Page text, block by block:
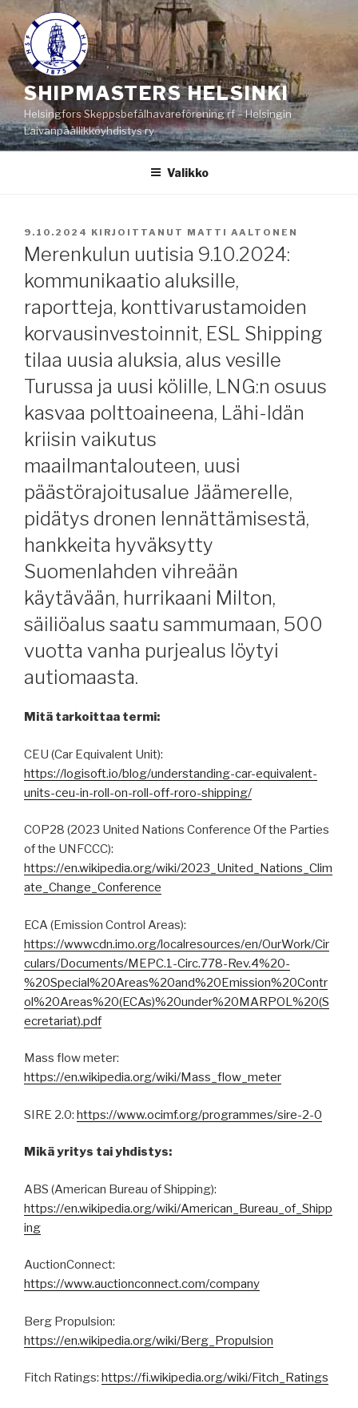
Siirry
sisältöön
SHIPMASTERS HELSINKI
Helsingfors Skeppsbefälhavareförening rf – Helsingin
Laivanpäällikköyhdistys ry
Valikko
JULKAISTU
9.10.2024 KIRJOITTANUT MATTI AALTONEN
Merenkulun uutisia 9.10.2024:
kommunikaatio aluksille,
raportteja, konttivarustamoiden
korvausinvestoinnit, ESL Shipping
tilaa uusia aluksia, alus vesille
Turussa ja uusi kölille, LNG:n osuus
kasvaa polttoaineena, Lähi-Idän
kriisin vaikutus
maailmantalouteen, uusi
päästörajoitusalue Jäämerelle,
pidätys dronen lennättämisestä,
hankkeita hyväksytty
Suomenlahden vihreään
käytävään, hurrikaani Milton,
säiliöalus saatu sammumaan, 500
vuotta vanha purjealus löytyi
autiomaasta.
Mitä tarkoittaa termi:
CEU (Car Equivalent Unit):
https://logisoft.io/blog/understanding-car-equivalent-
units-ceu-in-roll-on-roll-off-roro-shipping/
COP28 (2023 United Nations Conference Of the Parties
of the UNFCCC):
https://en.wikipedia.org/wiki/2023_United_Nations_Clim
ate_Change_Conference
ECA (Emission Control Areas):
https://wwwcdn.imo.org/localresources/en/OurWork/Cir
culars/Documents/MEPC.1-Circ.778-Rev.4%20-
%20Special%20Areas%20and%20Emission%20Contr
ol%20Areas%20(ECAs)%20under%20MARPOL%20(S
ecretariat).pdf
Mass flow meter:
https://en.wikipedia.org/wiki/Mass_flow_meter
SIRE 2.0: https://www.ocimf.org/programmes/sire-2-0
Mikä yritys tai yhdistys:
ABS (American Bureau of Shipping):
https://en.wikipedia.org/wiki/American_Bureau_of_Shipp
ing
AuctionConnect:
https://www.auctionconnect.com/company
Berg Propulsion:
https://en.wikipedia.org/wiki/Berg_Propulsion
Fitch Ratings: https://fi.wikipedia.org/wiki/Fitch_Ratings